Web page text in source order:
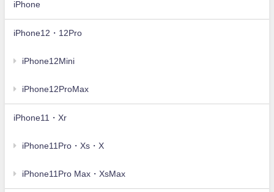
iPhone
iPhone12・12Pro
iPhone12Mini
iPhone12ProMax
iPhone11・Xr
iPhone11Pro・Xs・X
iPhone11Pro Max・XsMax